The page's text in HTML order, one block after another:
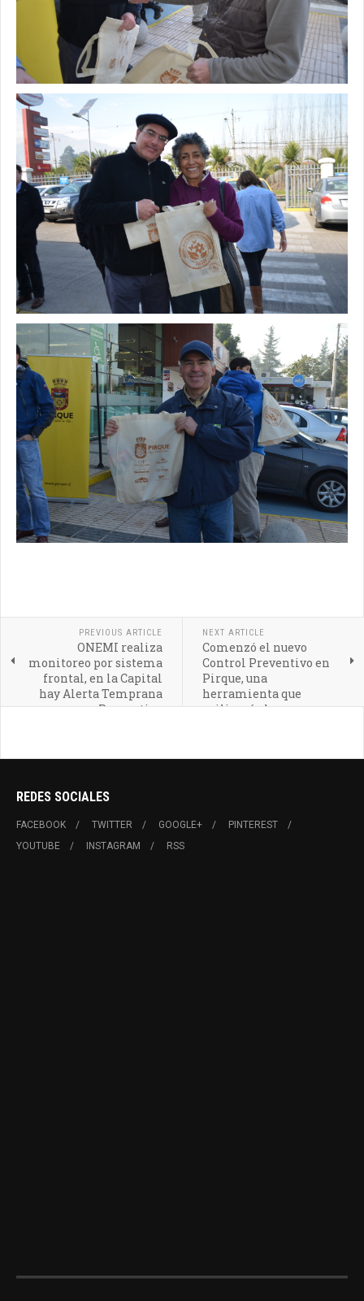
PREVIOUS ARTICLE
ONEMI realiza
monitoreo por sistema
frontal, en la Capital
hay Alerta Temprana
Preventiva
NEXT ARTICLE
Comenzó el nuevo
Control Preventivo en
Pirque, una
herramienta que
agilizará el
REDES SOCIALES
FACEBOOK TWITTER GOOGLE+
PINTEREST
YOUTUBE
INSTAGRAM RSS